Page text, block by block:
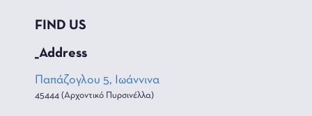
FIND US
_Address
Παπάζογλου 5, Ιωάννινα
45444 (Αρχοντικό Πυρσινέλλα)